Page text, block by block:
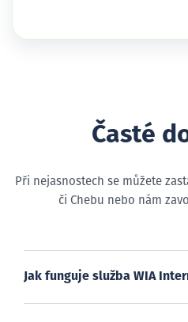
Časté
Při nejasnostech se můžete
či Chebu nebo nám
Jak funguje služba WIA